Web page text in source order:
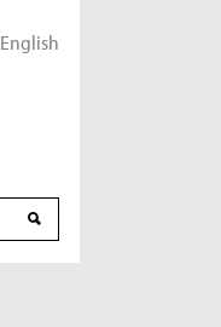
English